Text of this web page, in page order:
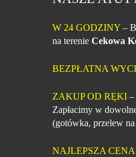
W 24 GODZINY –
na terenie Cekowa
BEZPŁATNA
ZAKUP OD RĘKI –
Zapłacimy w
(gotówka, przelew
NAJLEPSZA CENA